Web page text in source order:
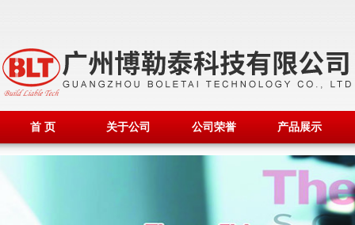
首 页 关于公司 公司荣誉 产品展示